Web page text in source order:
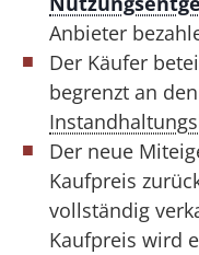
Anbieter
Der Käufer
begrenzt an
Der neue
Kaufpreis
vollständig
Kaufpreis wird